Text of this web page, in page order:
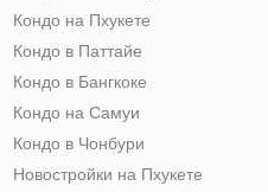
Кондо на Пхукете
Кондо в Паттайе
Кондо в Бангкоке
Кондо на Самуи
Кондо в Чонбури
Новостройки на Пхукете